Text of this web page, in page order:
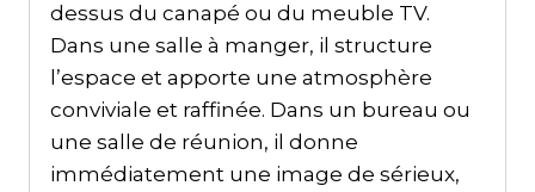
dessus du canapé ou du meuble TV.
Dans une salle à manger, il structure
l’espace et apporte une atmosphère
conviviale et raffinée. Dans un bureau ou
une salle de réunion, il donne
immédiatement une image de sérieux,